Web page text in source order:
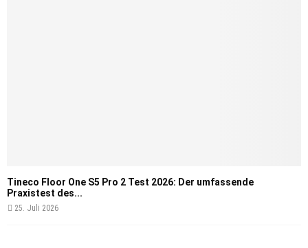
Tineco Floor One S5 Pro 2 Test 2026: Der umfassende
Praxistest des...
25. Juli 2026